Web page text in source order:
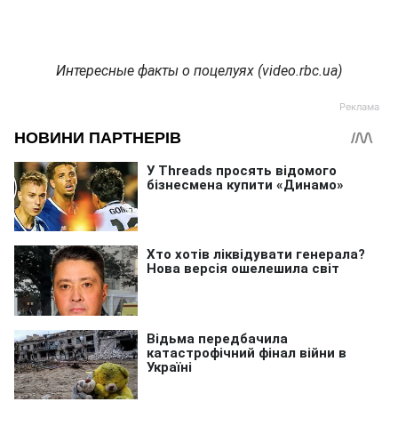
Интересные факты о поцелуях (video.rbc.ua)